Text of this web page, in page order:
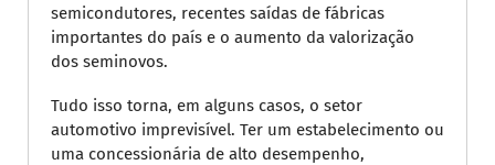
semicondutores, recentes saídas de fábricas
importantes do país e o aumento da valorização
dos seminovos.
Tudo isso torna, em alguns casos, o setor
automotivo imprevisível. Ter um estabelecimento ou
uma concessionária de alto desempenho,